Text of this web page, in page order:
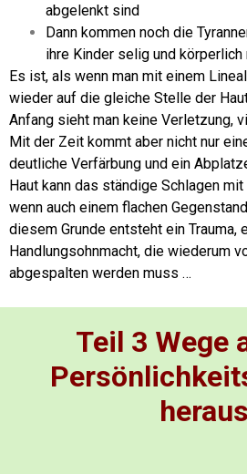
abgelenkt sind
Dann kommen noch die
ihre Kinder selig und
Es ist, als wenn man mit einem
wieder auf die gleiche Stelle der
Anfang sieht man keine Verletzung,
Mit der Zeit kommt aber nicht nur
deutliche Verfärbung und ein
Haut kann das ständige Schlagen
wenn auch einem flachen
diesem Grunde entsteht ein Trauma,
Handlungsohnmacht, die wiederum
abgespalten werden muss …
Teil 3 Wege
heraus